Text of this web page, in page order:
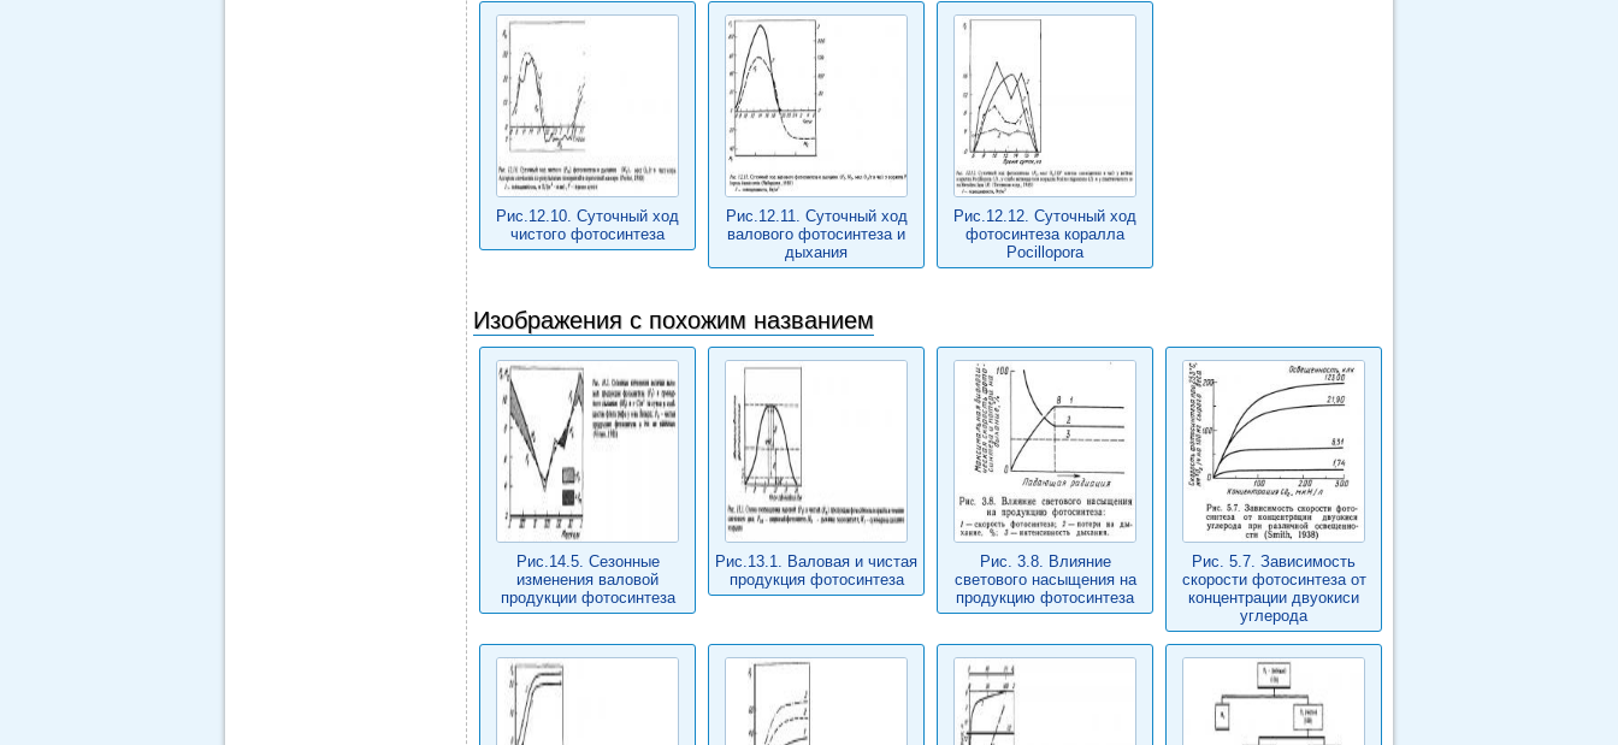
Рис.12.10. Суточный ход
чистого фотосинтеза
Рис.12.11. Суточный ход
валового фотосинтеза и
дыхания
Рис.12.12. Суточный ход
фотосинтеза коралла
Pocillopora
Изображения с похожим названием
Рис.14.5. Сезонные
изменения валовой
продукции фотосинтеза
Рис.13.1. Валовая и чистая
продукция фотосинтеза
Рис. 3.8. Влияние
светового насыщения на
продукцию фотосинтеза
Рис. 5.7. Зависимость
скорости фотосинтеза от
концентрации двуокиси
углерода